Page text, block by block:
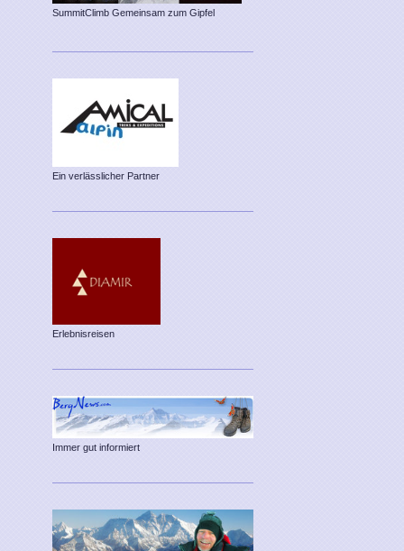
SummitClimb Gemeinsam zum Gipfel
Ein verlässlicher Partner
Erlebnisreisen
Immer gut informiert